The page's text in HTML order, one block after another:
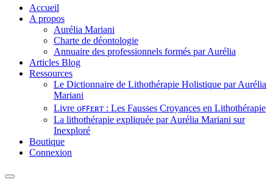
Accueil
A propos
Aurélia Mariani
Charte de déontologie
Annuaire des professionnels formés par Aurélia
Articles Blog
Ressources
Le Dictionnaire de Lithothérapie Holistique par Aurélia
Mariani
Livre ᴏꜰꜰᴇʀᴛ : Les Fausses Croyances en Lithothérapie
La lithothérapie expliquée par Aurélia Mariani sur
Inexploré
Boutique
Connexion